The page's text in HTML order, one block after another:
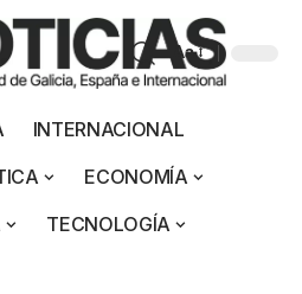
Aa
INTERNACIONAL
ECONOMÍA
TECNOLOGÍA